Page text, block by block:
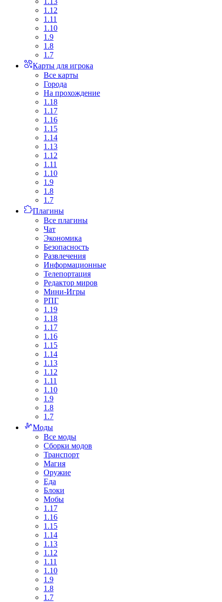
1.12
1.11
1.10
1.9
1.8
1.7
Карты для игрока
Все карты
Города
На прохождение
1.18
1.17
1.16
1.15
1.14
1.13
1.12
1.11
1.10
1.9
1.8
1.7
Плагины
Все плагины
Чат
Экономика
Безопасность
Развлечения
Информационные
Телепортация
Редактор миров
Мини-Игры
РПГ
1.19
1.18
1.17
1.16
1.15
1.14
1.13
1.12
1.11
1.10
1.9
1.8
1.7
Моды
Все моды
Сборки модов
Транспорт
Магия
Оружие
Еда
Блоки
Мобы
1.17
1.16
1.15
1.14
1.13
1.12
1.11
1.10
1.9
1.8
1.7